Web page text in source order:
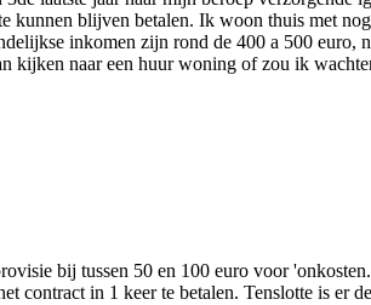
blijven betalen. Ik woon thuis met
inkomen zijn rond de 400 a 500
kijken naar een huur woning of zou ik
bij tussen 50 en 100 euro voor
contract in 1 keer te betalen. Tenslotte is